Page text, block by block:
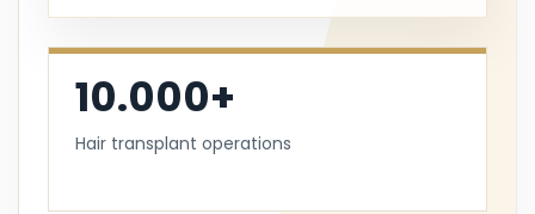
10.000+
Hair transplant operations